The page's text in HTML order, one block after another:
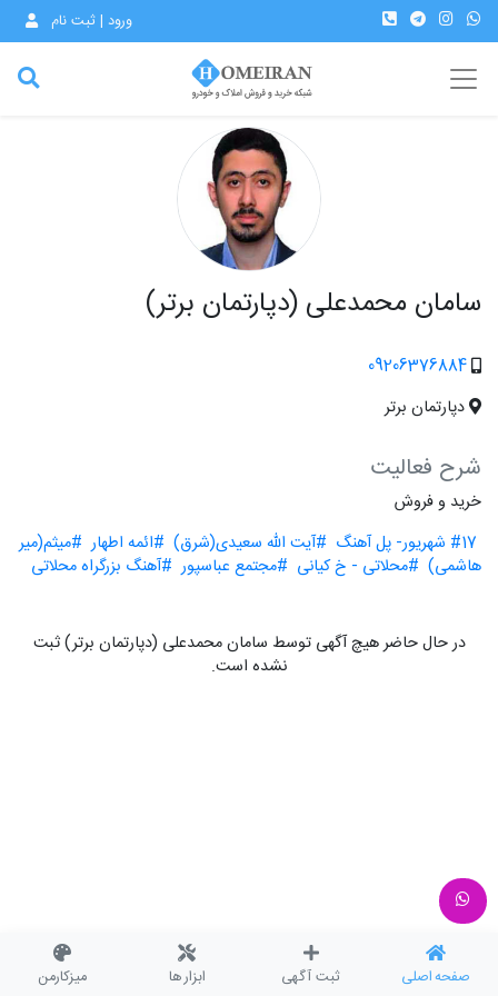
ورود | ثبت نام
سامان محمدعلی (دپارتمان برتر)
09206376884
دپارتمان برتر
شرح فعالیت
خرید و فروش
#17 شهریور- پل آهنگ
#آیت الله سعیدی(شرق) #ائمه اطهار #میثم(میر
هاشمی) #محلاتی - خ کیانی #مجتمع عباسپور #آهنگ بزرگراه محلاتی
در حال حاضر هیچ آگهی توسط سامان محمدعلی (دپارتمان برتر) ثبت
نشده است.
صفحه اصلی ثبت آگهی ابزار ها میزکارمن